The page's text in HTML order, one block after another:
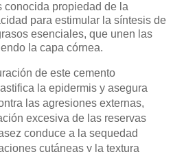
conocida propiedad de la
para estimular la síntesis de
esenciales, que unen las
la capa córnea.
de este cemento
la epidermis y asegura
las agresiones externas,
excesiva de las reservas
conduce a la sequedad
cutáneas y la textura